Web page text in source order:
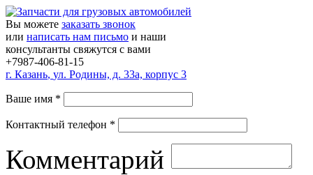
Вы можете заказать звонок
или написать нам письмо и наши
консультанты свяжутся с вами
+7987-406-81-15
г. Казань, ул. Родины, д. 33а, корпус 3
Ваше имя *
Контактный телефон *
Комментарий